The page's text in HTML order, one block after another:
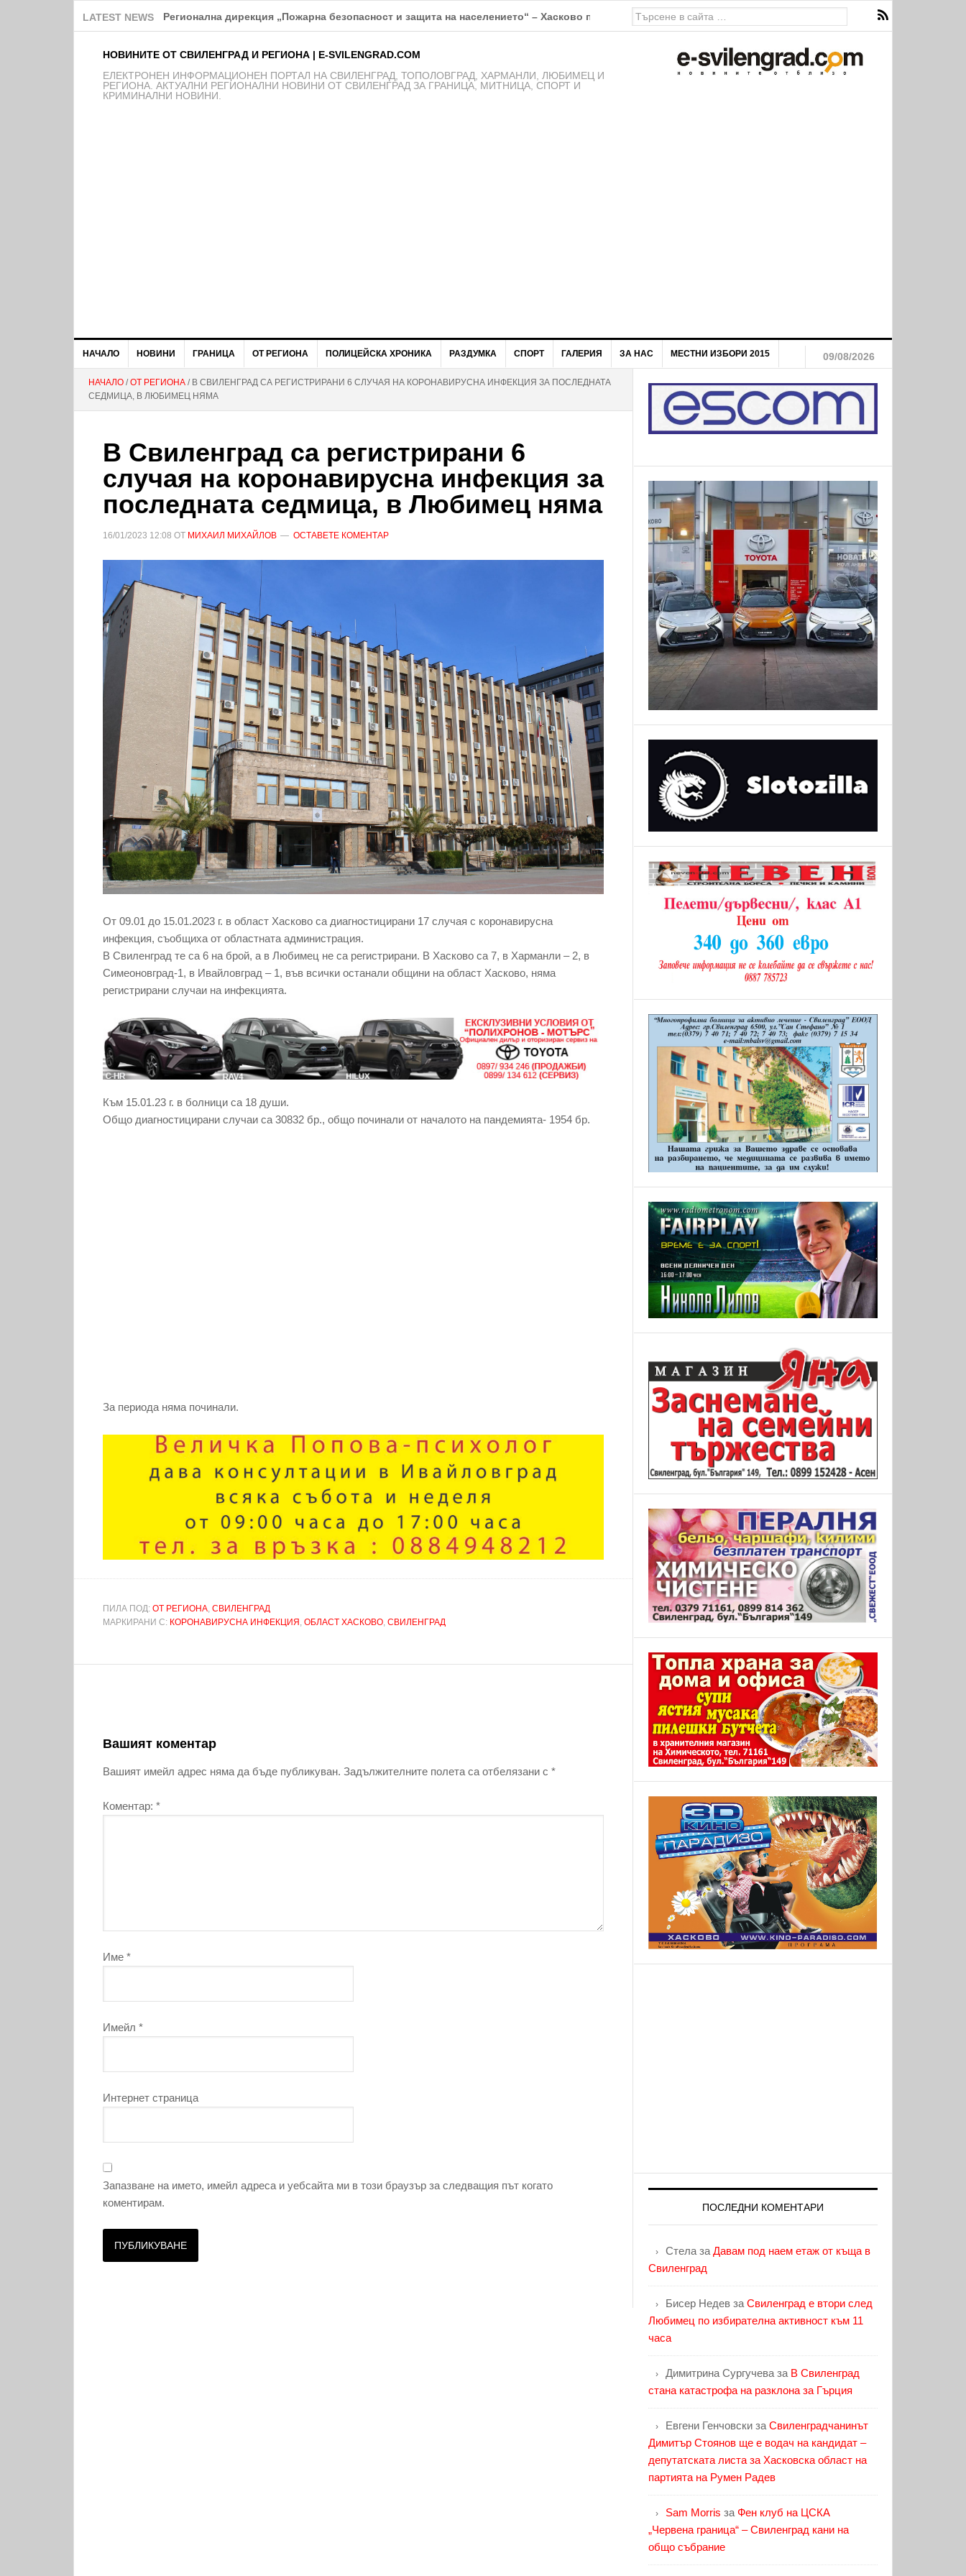
LATEST NEWS Над 150 деца от школата на ФК Свиленград – 1921 получават нови екипи
НОВИНИТЕ ОТ СВИЛЕНГРАД И РЕГИОНА | E-SVILENGRAD.COM
EЛЕКТРОНЕН ИНФОРМАЦИОНЕН ПОРТАЛ НА СВИЛЕНГРАД, ТОПОЛОВГРАД, ХАРМАНЛИ, ЛЮБИМЕЦ И
РЕГИОНА. АКТУАЛНИ РЕГИОНАЛНИ НОВИНИ ОТ СВИЛЕНГРАД ЗА ГРАНИЦА, МИТНИЦА, СПОРТ И
КРИМИНАЛНИ НОВИНИ.
НАЧАЛО НОВИНИ ГРАНИЦА ОТ РЕГИОНА ПОЛИЦЕЙСКА ХРОНИКА РАЗДУМКА СПОРТ ГАЛЕРИЯ ЗА НАС МЕСТНИ ИЗБОРИ 2015 09/08/2026
НАЧАЛО /ОТ РЕГИОНА / В СВИЛЕНГРАД СА РЕГИСТРИРАНИ 6 СЛУЧАЯ НА КОРОНАВИРУСНА ИНФЕКЦИЯ ЗА ПОСЛЕДНАТА
СЕДМИЦА, В ЛЮБИМЕЦ НЯМА
В Свиленград са регистрирани 6
случая на коронавирусна инфекция за
последната седмица, в Любимец няма
16/01/2023 12:08 ОТ МИХАИЛ МИХАЙЛОВ ОСТАВЕТЕ КОМЕНТАР
От 09.01 до 15.01.2023 г. в област Хасково са диагностицирани 17 случая с коронавирусна
инфекция, съобщиха от областната администрация.
В Свиленград те са 6 на брой, а в Любимец не са регистрирани. В Хасково са 7, в Харманли – 2, в
Симеоновград-1, в Ивайловград – 1, във всички останали общини на област Хасково, няма
регистрирани случаи на инфекцията.
Към 15.01.23 г. в болници са 18 души.
Общо диагностицирани случаи са 30832 бр., общо починали от началото на пандемията- 1954 бр.
За периода няма починали.
ПИЛА ПОД: ОТ РЕГИОНА, СВИЛЕНГРАД
МАРКИРАНИ С: КОРОНАВИРУСНА ИНФЕКЦИЯ , ОБЛАСТ ХАСКОВО, СВИЛЕНГРАД
Вашият коментар
Вашият имейл адрес няма да бъде публикуван. Задължителните полета са отбелязани с *
Коментар: *
Име *
Имейл *
Интернет страница
Запазване на името, имейл адреса и уебсайта ми в този браузър за следващия път когато
коментирам.
ПОСЛЕДНИ КОМЕНТАРИ
Стела за Давам под наем етаж от къща в
Свиленград
Бисер Недев за Свиленград е втори след
Любимец по избирателна активност към 11
часа
Димитрина Сургучева за В Свиленград
стана катастрофа на разклона за Гърция
Евгени Генчовски за Свиленградчанинът
Димитър Стоянов ще е водач на кандидат –
депутатската листа за Хасковска област на
партията на Румен Радев
Sam Morris за Фен клуб на ЦСКА
„Червена граница“ – Свиленград кани на
общо събрание